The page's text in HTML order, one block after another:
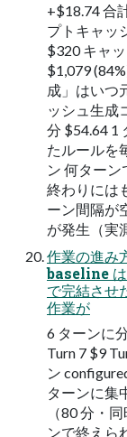
+$18.74 合
プトキャッ
$320 キャ
$1,079
成」はいつ
ッシュ生成
分 $54.64 1
たルールを
ン 何ター
終わりには
ーン間隔が
が発生（実
作業の進み
baseline
で完結させ
作業が
6 ターンに
Turn 7 $9
ン
ターンに集
（80 分・
ンで終えら